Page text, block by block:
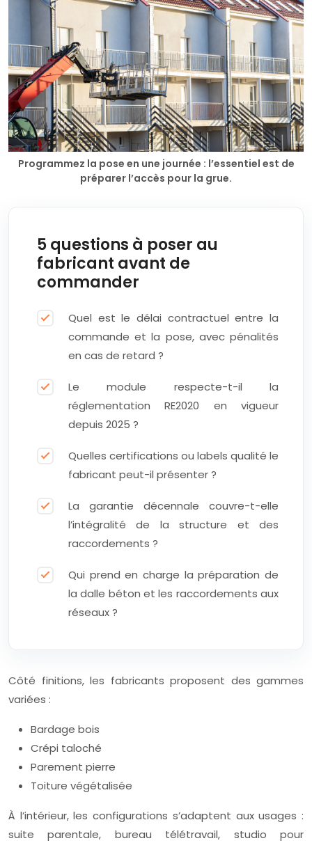
Programmez la pose en une journée : l’essentiel est de
préparer l’accès pour la grue.
5 questions à poser au
fabricant avant de
commander
Quel est le délai contractuel entre la
commande et la pose, avec pénalités
en cas de retard ?
Le module respecte-t-il la
réglementation RE2020 en vigueur
depuis 2025 ?
Quelles certifications ou labels qualité le
fabricant peut-il présenter ?
La garantie décennale couvre-t-elle
l’intégralité de la structure et des
raccordements ?
Qui prend en charge la préparation de
la dalle béton et les raccordements aux
réseaux ?
Côté finitions, les fabricants proposent des gammes
variées :
Bardage bois
Crépi taloché
Parement pierre
Toiture végétalisée
À l’intérieur, les configurations s’adaptent aux usages :
suite parentale, bureau télétravail, studio pour